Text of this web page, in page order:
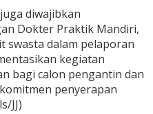
diwajibkan
Dokter Praktik Mandiri,
swasta dalam pelaporan
kegiatan
bagi calon pengantin dan
penyerapan
JJ)